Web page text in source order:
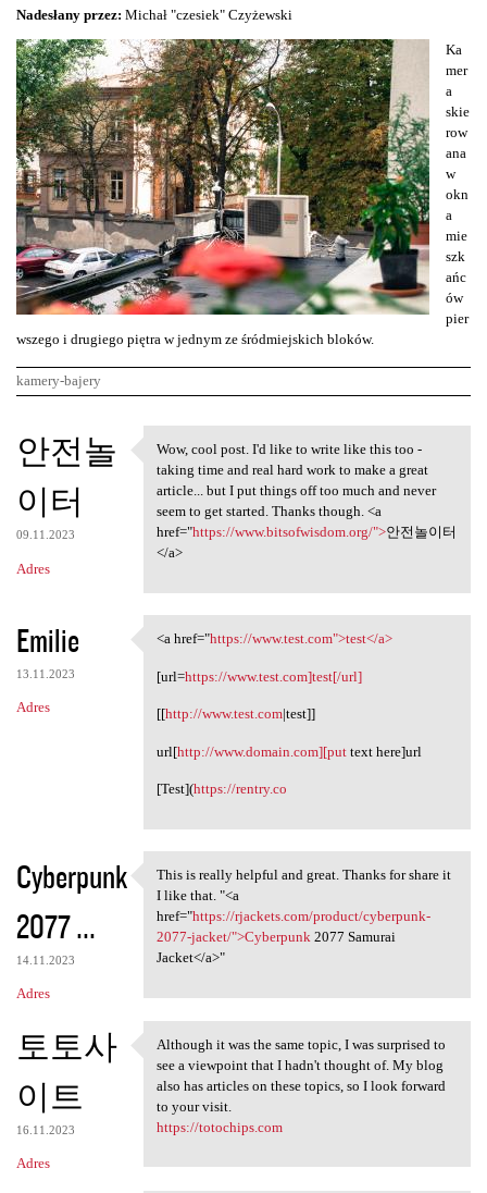
Nadesłany przez: Michał "czesiek" Czyżewski
Ka
mer
a
skie
row
ana
w
okn
a
mie
szk
ańc
ów
pier
wszego i drugiego piętra w jednym ze śródmiejskich bloków.
kamery-bajery
K
o
m
e
n
a
r
z
e
안전놀
이터
09.11.2023
Adres
Wow, cool post. I'd like to
Wow, cool post. I'd like to write like this too -
taking time and real hard work to make a great
article... but I put things off too much and never
seem to get started. Thanks though. <a
href="https://www.bitsofwisdom.org/">안전놀이터
</a>
Emilie
13.11.2023
Adres
<a href="https://www.test.com
<a href="https://www.test.com">test</a>
[url=https://www.test.com]test[/url]
[[http://www.test.com|test]]
url[http://www.domain.com][puttext here]url
[Test](https://rentry.co
Cyberpunk
2077 ...
14.11.2023
Adres
This is really helpful and
This is really helpful and great. Thanks for share it
I like that. "<a
href="https://rjackets.com/product/cyberpunk-
2077-jacket/">Cyberpunk2077 Samurai
Jacket</a>"
토토사
이트
16.11.2023
Adres
Although it was the same
Although it was the same topic, I was surprised to
see a viewpoint that I hadn't thought of. My blog
also has articles on these topics, so I look forward
to your visit.
https://totochips.com